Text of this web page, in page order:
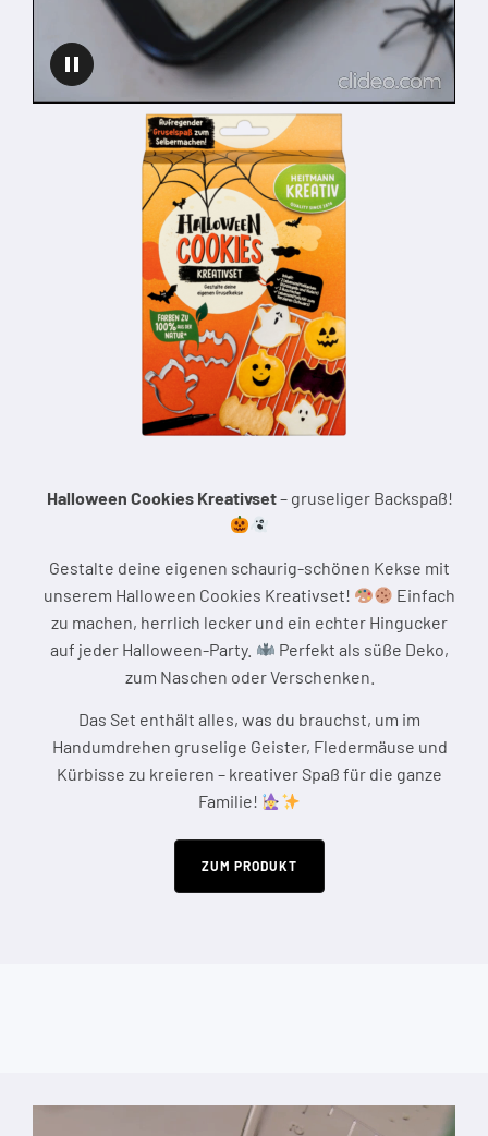
Halloween Cookies Kreativset– gruseliger Backspaß!
Gestalte deine eigenen schaurig-schönen Kekse mit
unserem Halloween Cookies Kreativset!
Einfach
zu machen, herrlich lecker und ein echter Hingucker
auf jeder Halloween-Party.
Perfekt als süße Deko,
zum Naschen oder Verschenken.
Das Set enthält alles, was du brauchst, um im
Handumdrehen gruselige Geister, Fledermäuse und
Kürbisse zu kreieren – kreativer Spaß für die ganze
Familie!
ZUM PRODUKT